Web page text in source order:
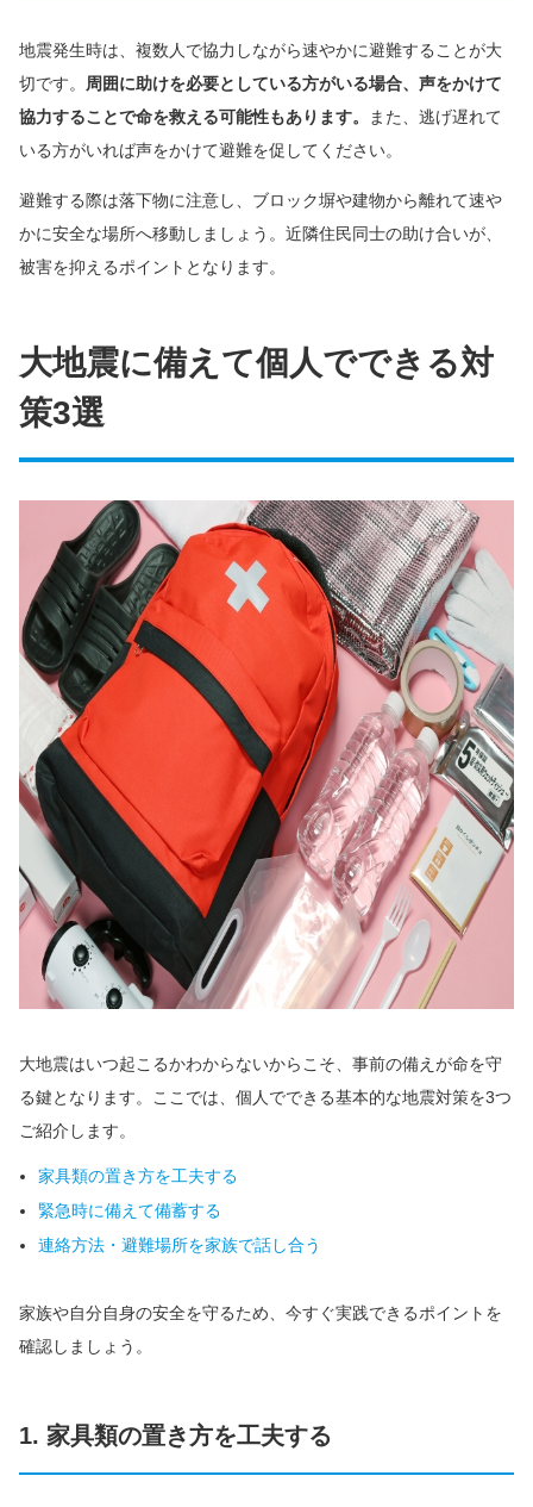
地震発生時は、複数人で協力しながら速やかに避難することが大
切です。 周囲に助けを必要としている方がいる場合、声をかけて
協力することで命を救える可能性もあります。
また、逃げ遅れて
いる方がいれば声をかけて避難を促してください。
避難する際は落下物に注意し、ブロック塀や建物から離れて速や
かに安全な場所へ移動しましょう。近隣住民同士の助け合いが、
被害を抑えるポイントとなります。
大地震に備えて個人でできる対
策3選
大地震はいつ起こるかわからないからこそ、事前の備えが命を守
る鍵となります。ここでは、個人でできる基本的な地震対策を3つ
ご紹介します。
家具類の置き方を工夫する
緊急時に備えて備蓄する
連絡方法・避難場所を家族で話し合う
家族や自分自身の安全を守るため、今すぐ実践できるポイントを
確認しましょう。
1. 家具類の置き方を工夫する